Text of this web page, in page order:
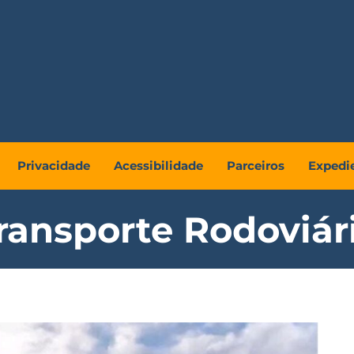
Privacidade Acessibilidade Parceiros